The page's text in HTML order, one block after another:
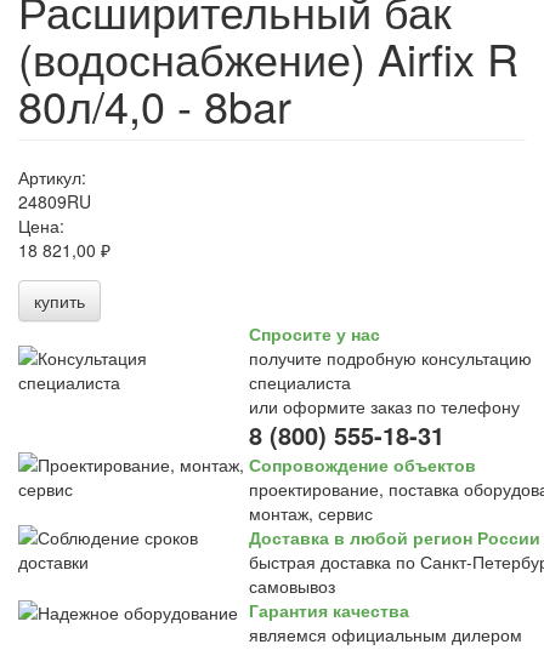
(водоснабжение) Airfix R
80л/4,0 - 8bar
Артикул:
24809RU
Цена:
18 821,00 ₽
купить
Спросите у нас
получите подробную консультацию
специалиста
или оформите заказ по телефону
8 (800) 555-18-31
Сопровождение объектов
проектирование, поставка
монтаж, сервис
Доставка в любой регион России
быстрая доставка по Санкт-
самовывоз
Гарантия качества
являемся официальным дилером